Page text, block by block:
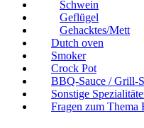
Schwein
Geflügel
Gehacktes/Mett
Dutch oven
Smoker
Crock Pot
BBQ-Sauce / Grill-
Sonstige
Fragen zum